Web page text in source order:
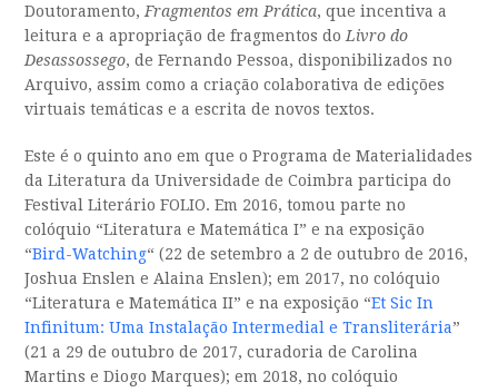
Doutoramento,Fragmentos em Prática, que incentiva a
leitura e a apropriação de fragmentos do Livro do
Desassossego, de Fernando Pessoa, disponibilizados no
Arquivo, assim como a criação colaborativa de edições
virtuais temáticas e a escrita de novos textos.
Este é o quinto ano em que o Programa de Materialidades
da Literatura da Universidade de Coimbra participa do
Festival Literário FOLIO. Em 2016, tomou parte no
colóquio “Literatura e Matemática I” e na exposição
“Bird-Watching“ (22 de setembro a 2 de outubro de 2016,
Joshua Enslen e Alaina Enslen); em 2017, no colóquio
“Literatura e Matemática II” e na exposição “Et Sic In
Infinitum: Uma Instalação Intermedial e Transliterária”
(21 a 29 de outubro de 2017, curadoria de Carolina
Martins e Diogo Marques); em 2018, no colóquio